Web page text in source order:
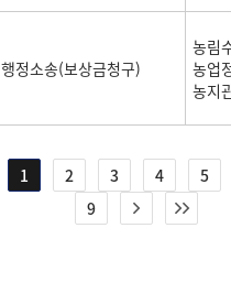
행정소송(보상금청구)
농림
농업
농지
1 2 3 4 5
9